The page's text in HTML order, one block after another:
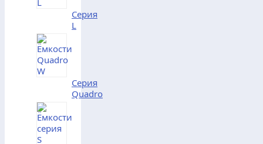
Серия
L
Серия
Quadro